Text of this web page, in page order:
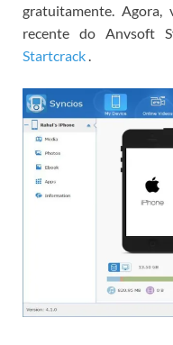
gratuitamente. Agora,
recente do Anvsoft
Startcrack